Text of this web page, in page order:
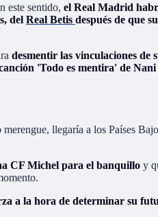
este sentido, el Real Madrid
del Real Betis después de que
desmentir las vinculaciones de
'Todo es mentira' de
llegaría a los Países
CF Michel para el banquillo y
a la hora de determinar su